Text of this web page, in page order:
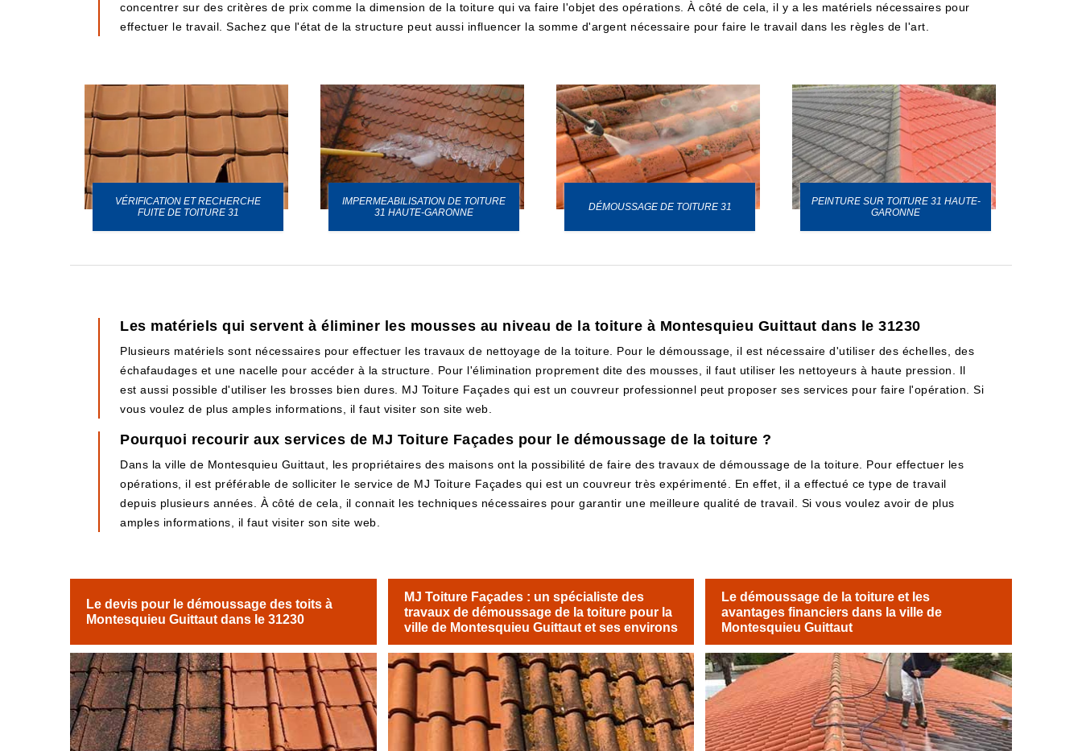
concentrer sur des critères de prix comme la dimension de la toiture qui va faire l'objet des opérations. À côté de cela, il y a les matériels nécessaires pour
effectuer le travail. Sachez que l'état de la structure peut aussi influencer la somme d'argent nécessaire pour faire le travail dans les règles de l'art.
VÉRIFICATION ET RECHERCHE
FUITE DE TOITURE 31
IMPERMEABILISATION DE TOITURE
31 HAUTE-GARONNE
DÉMOUSSAGE DE TOITURE 31
PEINTURE SUR TOITURE 31 HAUTE-
GARONNE
Les matériels qui servent à éliminer les mousses au niveau de la toiture à Montesquieu Guittaut dans le 31230
Plusieurs matériels sont nécessaires pour effectuer les travaux de nettoyage de la toiture. Pour le démoussage, il est nécessaire d'utiliser des échelles, des
échafaudages et une nacelle pour accéder à la structure. Pour l'élimination proprement dite des mousses, il faut utiliser les nettoyeurs à haute pression. Il
est aussi possible d'utiliser les brosses bien dures. MJ Toiture Façades qui est un couvreur professionnel peut proposer ses services pour faire l'opération. Si
vous voulez de plus amples informations, il faut visiter son site web.
Pourquoi recourir aux services de MJ Toiture Façades pour le démoussage de la toiture ?
Dans la ville de Montesquieu Guittaut, les propriétaires des maisons ont la possibilité de faire des travaux de démoussage de la toiture. Pour effectuer les
opérations, il est préférable de solliciter le service de MJ Toiture Façades qui est un couvreur très expérimenté. En effet, il a effectué ce type de travail
depuis plusieurs années. À côté de cela, il connait les techniques nécessaires pour garantir une meilleure qualité de travail. Si vous voulez avoir de plus
amples informations, il faut visiter son site web.
Le devis pour le démoussage des toits à
Montesquieu Guittaut dans le 31230
MJ Toiture Façades : un spécialiste des
travaux de démoussage de la toiture pour la
ville de Montesquieu Guittaut et ses environs
Le démoussage de la toiture et les
avantages financiers dans la ville de
Montesquieu Guittaut